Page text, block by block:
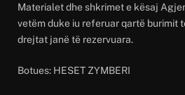
Materialet dhe shkrimet e kësaj
vetëm duke iu referuar qartë burimit
drejtat janë të rezervuara.
Botues: HESET ZYMBERI